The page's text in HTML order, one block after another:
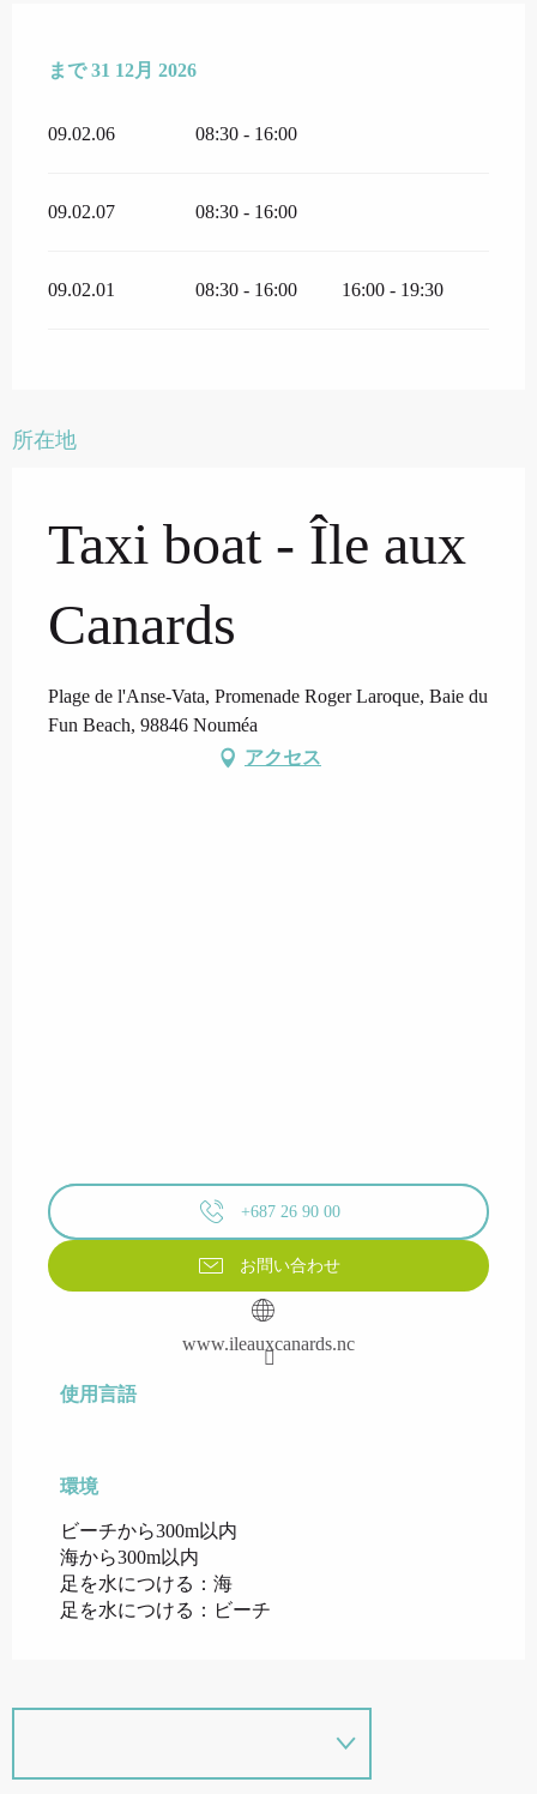
より2 1月 2026で
まで31 12月 2026
09.02.06 08:30 - 16:00
09.02.07 08:30 - 16:00
09.02.01 08:30 - 16:00 16:00 - 19:30
所在地
Taxi boat - Île aux
Canards
Plage de l'Anse-Vata, Promenade Roger Laroque, Baie du
Fun Beach, 98846 Nouméa
アクセス
+687 26 90 00
お問い合わせ
www.ileauxcanards.nc
使用言語
使用言語
環境
環境
ビーチから300m以内
海から300m以内
足を水につける：海
足を水につける：ビーチ